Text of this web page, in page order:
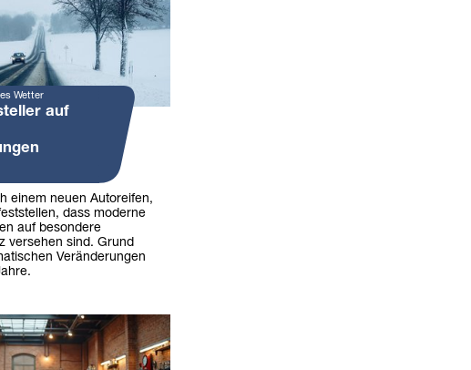
Wetter
auf
einem neuen Autoreifen,
dass moderne
auf besondere
versehen sind. Grund
Veränderungen